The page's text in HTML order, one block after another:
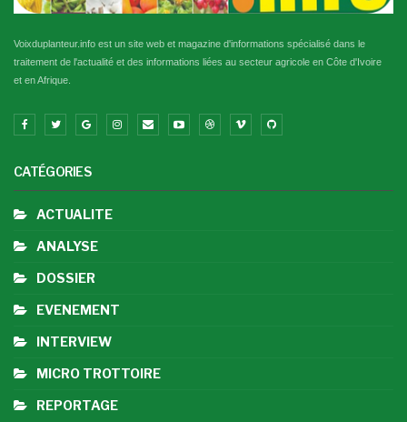
Voixduplanteur.info est un site web et magazine d'informations spécialisé dans le
traitement de l'actualité et des informations liées au secteur agricole en Côte d'Ivoire
et en Afrique.
CATÉGORIES
ACTUALITE
ANALYSE
DOSSIER
EVENEMENT
INTERVIEW
MICRO TROTTOIRE
REPORTAGE